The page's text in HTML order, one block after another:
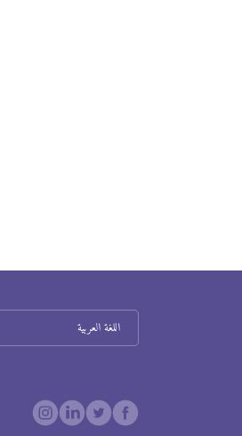
اللغة العربية